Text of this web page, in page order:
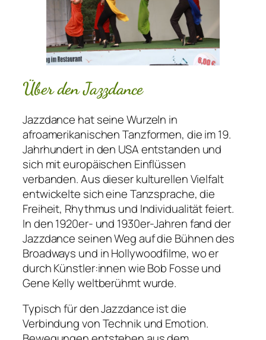
Über den Jazzdance
Jazzdance hat seine Wurzeln in
afroamerikanischen Tanzformen, die im 19.
Jahrhundert in den USA entstanden und
sich mit europäischen Einflüssen
verbanden. Aus dieser kulturellen Vielfalt
entwickelte sich eine Tanzsprache, die
Freiheit, Rhythmus und Individualität feiert.
In den 1920er- und 1930er-Jahren fand der
Jazzdance seinen Weg auf die Bühnen des
Broadways und in Hollywoodfilme, wo er
durch Künstler:innen wie Bob Fosse und
Gene Kelly weltberühmt wurde.
Typisch für den Jazzdance ist die
Verbindung von Technik und Emotion.